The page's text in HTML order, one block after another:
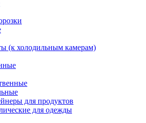
(к холодильным камерам)
для продуктов
для одежды